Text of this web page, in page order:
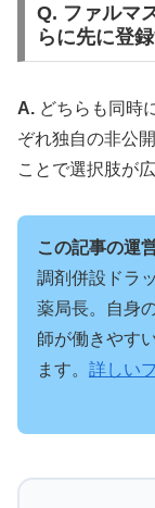
Q. ファルマ
らに先に登
A. どちらも同時
ぞれ独自の非公
ことで選択肢が
この記事の運
調剤併設ドラ
薬局長。自身
師が働きやす
ます。 詳しい